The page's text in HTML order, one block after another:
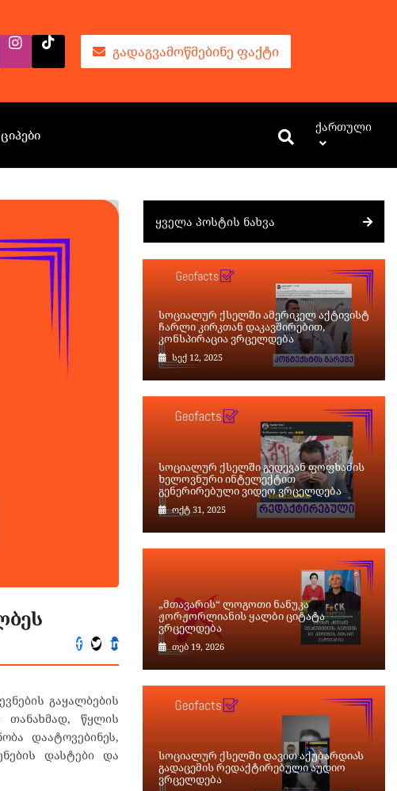
ᲒᲐᲓᲐᲒᲕᲐᲛᲝᲬᲛᲔᲑᲘᲜᲔ ᲤᲐᲥᲢᲘ
Ქართული
გაყალბების
თანახმად, წყლის
დაატოვებინეს,
დასტები და
ᲧᲕᲔᲚᲐ ᲞᲝᲡᲢᲘᲡ ᲜᲐᲮᲕᲐ
სოციალურ ქსელში ამერიკელ აქტივისტ
ჩარლი კირკთან დაკავშირებით,
კონსპირაცია ვრცელდება
სექ 12, 2025
სოციალურ ქსელში გედევან ფოფხაძის
ხელოვნური ინტელექტით
გენერირებული ვიდეო ვრცელდება
ოქტ 31, 2025
„მთავარის“ ლოგოთი ნანუკა
ჟორჟორლიანის ყალბი ციტატა
ვრცელდება
თებ 19, 2026
სოციალურ ქსელში დავით აქუბარდიას
გადაცემის რედაქტირებული აუდიო
ვრცელდება